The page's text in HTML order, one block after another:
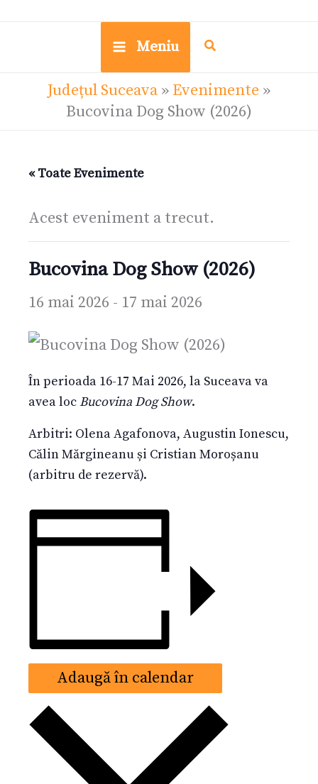
Meniu
Județul Suceava » Evenimente »
Bucovina Dog Show (2026)
« Toate Evenimente
Acest eveniment a trecut.
Bucovina Dog Show (2026)
16 mai 2026 - 17 mai 2026
În perioada 16-17 Mai 2026, la Suceava va
avea loc Bucovina Dog Show.
Arbitri: Olena Agafonova, Augustin Ionescu,
Călin Mărgineanu și Cristian Moroșanu
(arbitru de rezervă).
Adaugă în calendar